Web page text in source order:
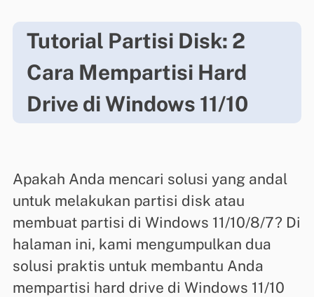
Tutorial Partisi Disk: 2
Cara Mempartisi Hard
Drive di Windows 11/10
Apakah Anda mencari solusi yang andal
untuk melakukan partisi disk atau
membuat partisi di Windows 11/10/8/7? Di
halaman ini, kami mengumpulkan dua
solusi praktis untuk membantu Anda
mempartisi hard drive di Windows 11/10